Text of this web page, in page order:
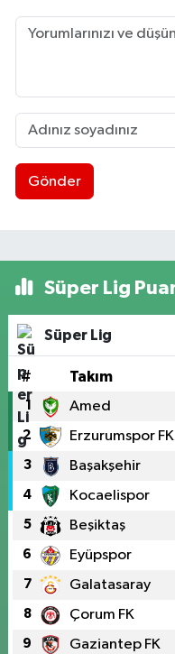
Gönder
Süper Lig
Süper Lig
# Takım
1 Amed
2 Erzurumspor FK
3 Başakşehir
4 Kocaelispor
5 Beşiktaş
6 Eyüpspor
7 Galatasaray
8 Çorum FK
9 Gaziantep FK